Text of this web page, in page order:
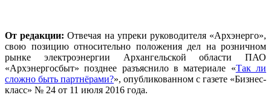
От редакции: Отвечая на упреки руководителя «Архэнерго»,
свою позицию относительно положения дел на розничном
рынке электроэнергии Архангельской области ПАО
«Архэнергосбыт» позднее разъяснило в материале «Так ли
сложно быть партнёрами?», опубликованном с газете «Бизнес-
класс» № 24 от 11 июля 2016 года.